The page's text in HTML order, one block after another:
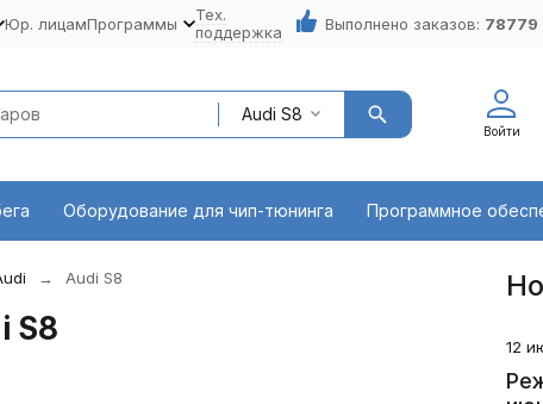
Юр. лицамПрограммы
Тех.
поддержка
Выполнено заказов: 78779
Audi S8
Войти
Оборудование для чип-тюнинга Программное
Audi S8
S8 12